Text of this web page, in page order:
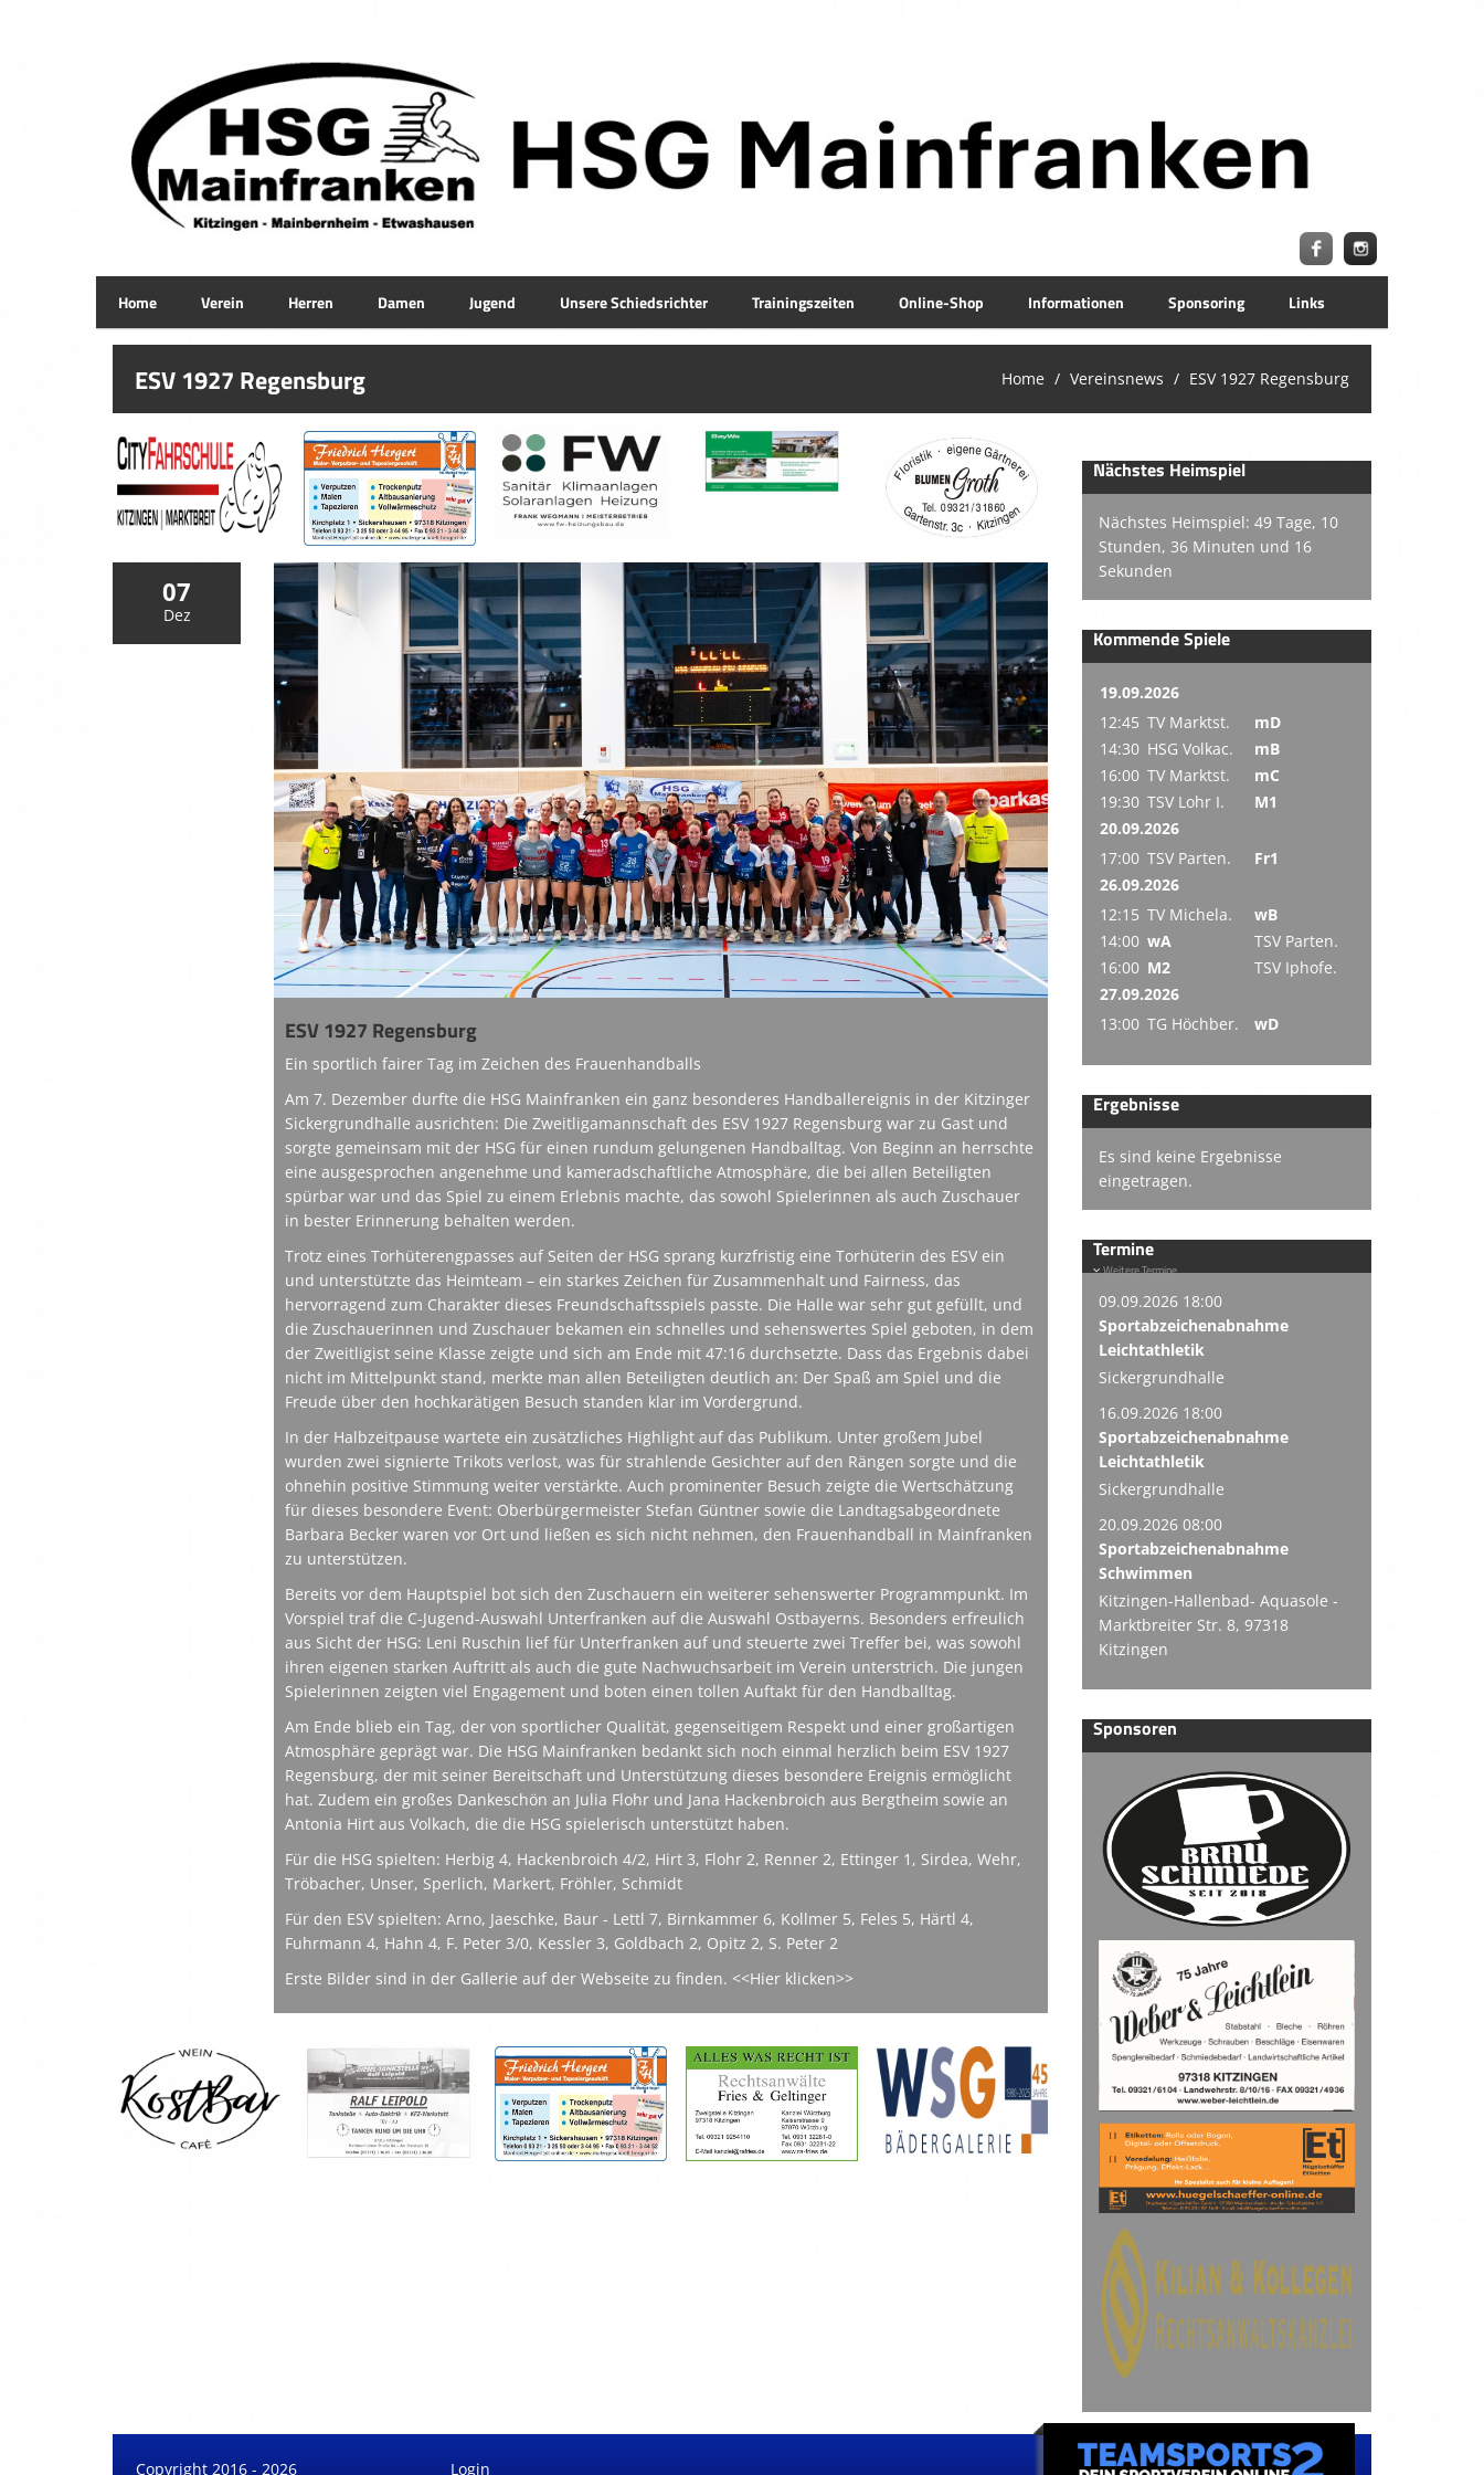
Home Verein Herren Damen Jugend Unsere Schiedsrichter Trainingszeiten Online-Shop Informationen Sponsoring Links
ESV 1927 Regensburg Home Vereinsnews ESV 1927 Regensburg
07
Dez
ESV 1927 Regensburg
Ein sportlich fairer Tag im Zeichen des Frauenhandballs
Am 7. Dezember durfte die HSG Mainfranken ein ganz besonderes Handballereignis in der Kitzinger
Sickergrundhalle ausrichten: Die Zweitligamannschaft des ESV 1927 Regensburg war zu Gast und
sorgte gemeinsam mit der HSG für einen rundum gelungenen Handballtag. Von Beginn an herrschte
eine ausgesprochen angenehme und kameradschaftliche Atmosphäre, die bei allen Beteiligten
spürbar war und das Spiel zu einem Erlebnis machte, das sowohl Spielerinnen als auch Zuschauer
in bester Erinnerung behalten werden.
Trotz eines Torhüterengpasses auf Seiten der HSG sprang kurzfristig eine Torhüterin des ESV ein
und unterstützte das Heimteam – ein starkes Zeichen für Zusammenhalt und Fairness, das
hervorragend zum Charakter dieses Freundschaftsspiels passte. Die Halle war sehr gut gefüllt, und
die Zuschauerinnen und Zuschauer bekamen ein schnelles und sehenswertes Spiel geboten, in dem
der Zweitligist seine Klasse zeigte und sich am Ende mit 47:16 durchsetzte. Dass das Ergebnis dabei
nicht im Mittelpunkt stand, merkte man allen Beteiligten deutlich an: Der Spaß am Spiel und die
Freude über den hochkarätigen Besuch standen klar im Vordergrund.
In der Halbzeitpause wartete ein zusätzliches Highlight auf das Publikum. Unter großem Jubel
wurden zwei signierte Trikots verlost, was für strahlende Gesichter auf den Rängen sorgte und die
ohnehin positive Stimmung weiter verstärkte. Auch prominenter Besuch zeigte die Wertschätzung
für dieses besondere Event: Oberbürgermeister Stefan Güntner sowie die Landtagsabgeordnete
Barbara Becker waren vor Ort und ließen es sich nicht nehmen, den Frauenhandball in Mainfranken
zu unterstützen.
Bereits vor dem Hauptspiel bot sich den Zuschauern ein weiterer sehenswerter Programmpunkt. Im
Vorspiel traf die C-Jugend-Auswahl Unterfranken auf die Auswahl Ostbayerns. Besonders erfreulich
aus Sicht der HSG: Leni Ruschin lief für Unterfranken auf und steuerte zwei Treffer bei, was sowohl
ihren eigenen starken Auftritt als auch die gute Nachwuchsarbeit im Verein unterstrich. Die jungen
Spielerinnen zeigten viel Engagement und boten einen tollen Auftakt für den Handballtag.
Am Ende blieb ein Tag, der von sportlicher Qualität, gegenseitigem Respekt und einer großartigen
Atmosphäre geprägt war. Die HSG Mainfranken bedankt sich noch einmal herzlich beim ESV 1927
Regensburg, der mit seiner Bereitschaft und Unterstützung dieses besondere Ereignis ermöglicht
hat. Zudem ein großes Dankeschön an Julia Flohr und Jana Hackenbroich aus Bergtheim sowie an
Antonia Hirt aus Volkach, die die HSG spielerisch unterstützt haben.
Für die HSG spielten: Herbig 4, Hackenbroich 4/2, Hirt 3, Flohr 2, Renner 2, Ettinger 1, Sirdea, Wehr,
Tröbacher, Unser, Sperlich, Markert, Fröhler, Schmidt
Für den ESV spielten: Arno, Jaeschke, Baur - Lettl 7, Birnkammer 6, Kollmer 5, Feles 5, Härtl 4,
Fuhrmann 4, Hahn 4, F. Peter 3/0, Kessler 3, Goldbach 2, Opitz 2, S. Peter 2
Erste Bilder sind in der Gallerie auf der Webseite zu finden. <<Hier klicken>>
Nächstes Heimspiel
Nächstes Heimspiel: 49 Tage, 10
Stunden, 36 Minuten und 15
Sekunden
Kommende Spiele
19.09.2026
12:45 TV Marktst.
mD
14:30 HSG Volkac.
mB
16:00 TV Marktst.
mC
19:30 TSV Lohr I.
M1
20.09.2026
17:00 TSV Parten.
Fr1
26.09.2026
12:15 TV Michela.
wB
14:00 wA
TSV Parten.
16:00 M2
TSV Iphofe.
27.09.2026
13:00 TG Höchber. wD
Ergebnisse
Es sind keine Ergebnisse
eingetragen.
Termine
Weitere Termine
09.09.2026 18:00
Sportabzeichenabnahme
Leichtathletik
Sickergrundhalle
16.09.2026 18:00
Sportabzeichenabnahme
Leichtathletik
Sickergrundhalle
20.09.2026 08:00
Sportabzeichenabnahme
Schwimmen
Kitzingen-Hallenbad- Aquasole -
Marktbreiter Str. 8, 97318
Kitzingen
Sponsoren
Copyright 2016 - 2026 Login